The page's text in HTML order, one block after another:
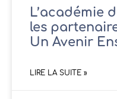
L’académie
les
Un Avenir
LIRE LA SUITE »